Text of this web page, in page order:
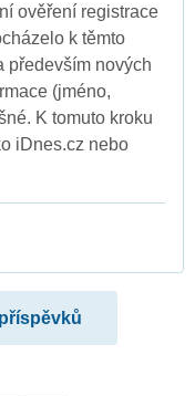
ověření registrace
k těmto
především nových
(jméno,
K tomuto kroku
iDnes.cz nebo